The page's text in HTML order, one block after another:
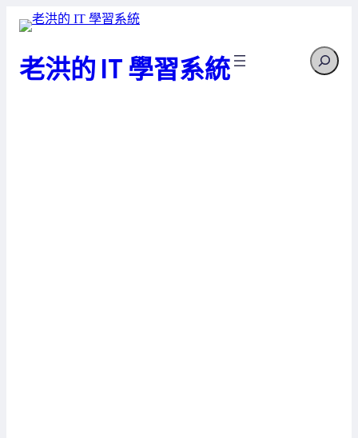
老洪的 IT 學習系統 Search